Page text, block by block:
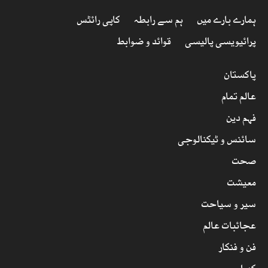
ہمارے بارے میں ہم سے رابطہ
کاپی رائٹس
پرائیویسی پالیسی
قوائد و ضوابط
پاکستان
عالم تمام
فہم دین
سائنس و ٹیکنالوجی
صحت
معیشت
سیر و سیاحت
عجائبات عالم
فن و فنکار